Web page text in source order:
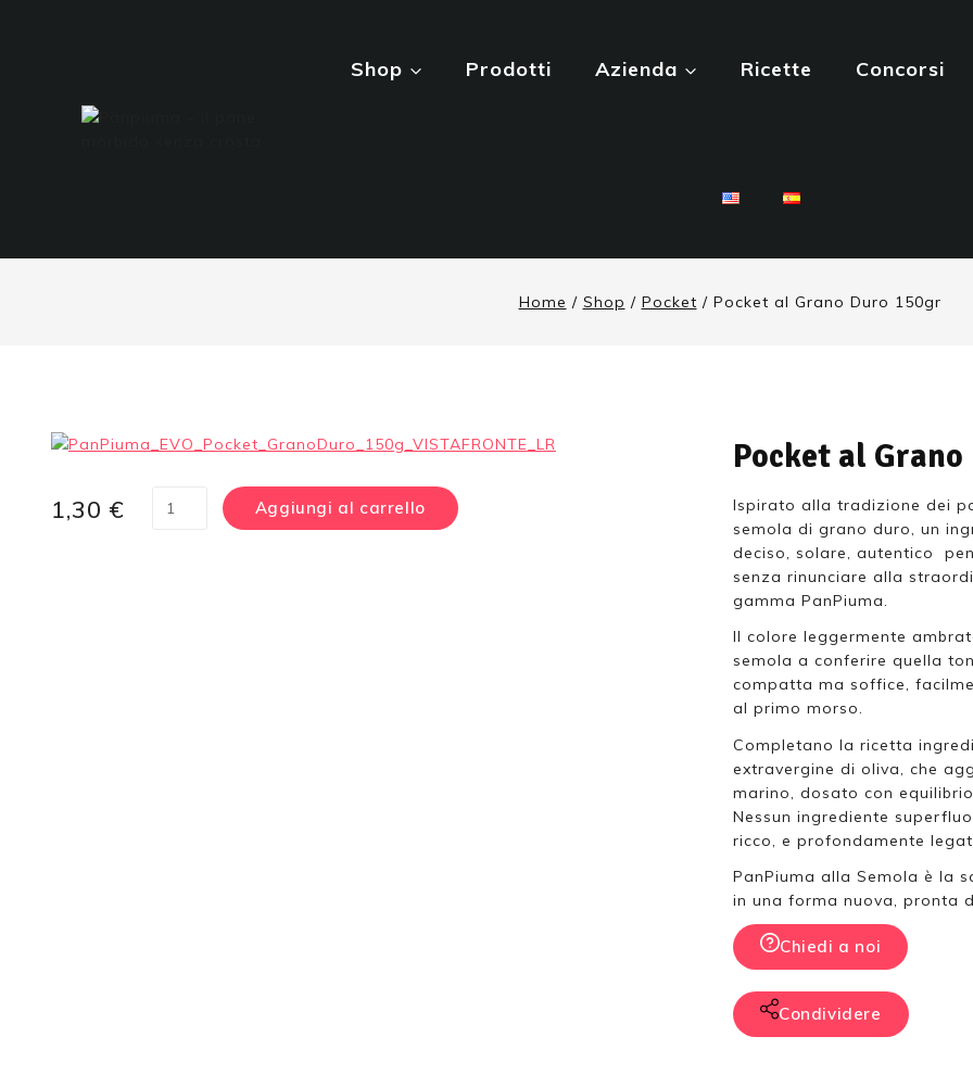
Shop Prodotti Azienda Ricette Concorsi
Home / Shop / Pocket / Pocket al Grano Duro 150gr
1,30 € Aggiungi al carrello
Pocket al
Ispirato alla tradizione dei
semola di grano duro, un
deciso, solare, autentico
senza rinunciare alla
gamma PanPiuma.
Il colore leggermente
semola a conferire quella
compatta ma soffice,
al primo morso.
Completano la ricetta
extravergine di oliva, che
marino, dosato con
Nessun ingrediente
ricco, e profondamente
PanPiuma alla Semola è la
in una forma nuova, pronta
Chiedi a noi
Condividere